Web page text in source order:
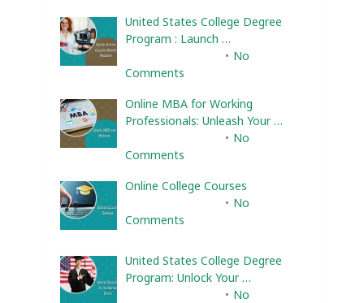
United States College Degree
Program : Launch …
No
Comments
Online MBA for Working
Professionals: Unleash Your …
No
Comments
Online College Courses
No
Comments
United States College Degree
Program: Unlock Your …
No